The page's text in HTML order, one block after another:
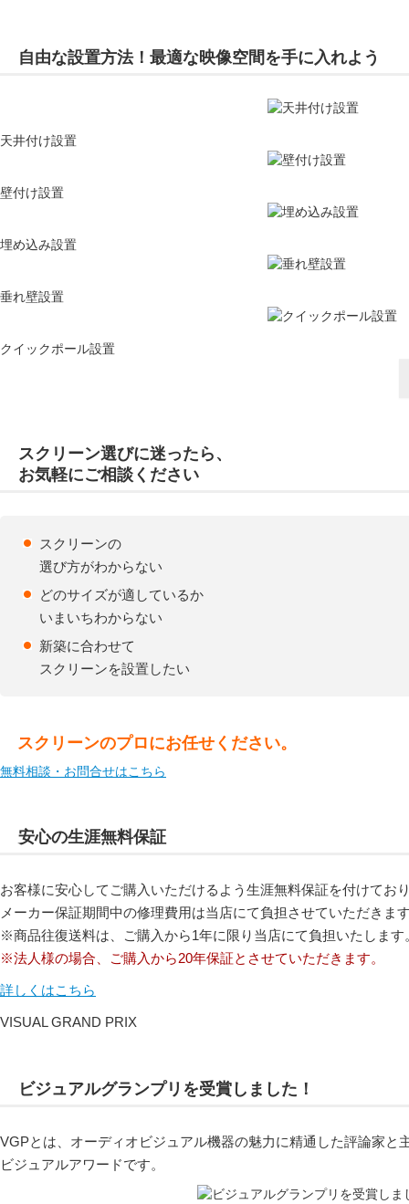
自由な設置方法！最適な映像空間を手に入れよう
天井付け設置
壁付け設置
埋め込み設置
垂れ壁設置
クイックポール設置
スクリーン選びに迷ったら、
お気軽にご相談ください
スクリーンの
選び方がわからない
どのサイズが適しているか
いまいちわからない
新築に合わせて
スクリーンを設置したい
スクリーンのプロにお任せください。
無料相談・お問合せはこちら
安心の生涯無料保証
お客様に安心してご購入いただけるよう生涯無料保証を付けてお
メーカー保証期間中の修理費用は当店にて負担させていただきま
※商品往復送料は、ご購入から1年に限り当店にて負担いたします
※法人様の場合、ご購入から20年保証とさせていただきます。
詳しくはこちら
VISUAL GRAND PRIX
ビジュアルグランプリを受賞しました！
VGPとは、オーディオビジュアル機器の魅力に精通した評論家と
ビジュアルアワードです。